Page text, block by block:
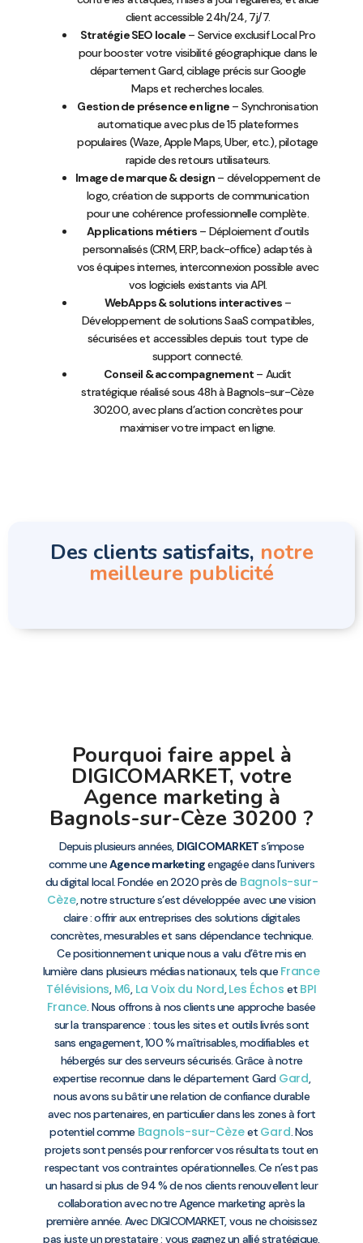
client accessible 24h/24, 7j/7.
Stratégie SEO locale – Service exclusif Local Pro
pour booster votre visibilité géographique dans le
département Gard, ciblage précis sur Google
Maps et recherches locales.
Gestion de présence en ligne – Synchronisation
automatique avec plus de 15 plateformes
populaires (Waze, Apple Maps, Uber, etc.), pilotage
rapide des retours utilisateurs.
Image de marque & design – développement de
logo, création de supports de communication
pour une cohérence professionnelle complète.
Applications métiers – Déploiement d’outils
personnalisés (CRM, ERP, back-office) adaptés à
vos équipes internes, interconnexion possible avec
vos logiciels existants via API.
WebApps & solutions interactives –
Développement de solutions SaaS compatibles,
sécurisées et accessibles depuis tout type de
support connecté.
Conseil & accompagnement – Audit
stratégique réalisé sous 48h à Bagnols-sur-Cèze
30200, avec plans d’action concrètes pour
maximiser votre impact en ligne.
Des clients satisfaits, notre
meilleure publicité
Pourquoi faire appel à
DIGICOMARKET, votre
Agence marketing à
Bagnols-sur-Cèze 30200 ?
Depuis plusieurs années, DIGICOMARKETs’impose
comme uneAgence marketingengagée dans l’univers
du digital local. Fondée en 2020 près de Bagnols-sur-
Cèze, notre structure s’est développée avec une vision
claire : offrir aux entreprises des solutions digitales
concrètes, mesurables et sans dépendance technique.
Ce positionnement unique nous a valu d’être mis en
lumière dans plusieurs médias nationaux, tels que France
Télévisions, M6, La Voix du Nord,Les Échos et BPI
France. Nous offrons à nos clients une approche basée
sur la transparence : tous les sites et outils livrés sont
sans engagement, 100 % maîtrisables, modifiables et
hébergés sur des serveurs sécurisés. Grâce à notre
expertise reconnue dans le département Gard Gard,
nous avons su bâtir une relation de confiance durable
avec nos partenaires, en particulier dans les zones à fort
potentiel comme Bagnols-sur-Cèzeet Gard. Nos
projets sont pensés pour renforcer vos résultats tout en
respectant vos contraintes opérationnelles. Ce n’est pas
un hasard si plus de 94 % de nos clients renouvellent leur
collaboration avec notre Agence marketing après la
première année. Avec DIGICOMARKET, vous ne choisissez
pas juste un prestataire : vous gagnez un allié stratégique,